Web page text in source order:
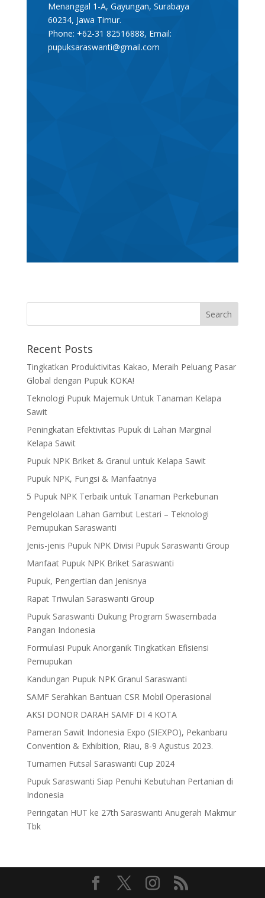
Menanggal 1-A, Gayungan, Surabaya
60234, Jawa Timur.
Phone: +62-31 82516888, Email:
pupuksaraswanti@gmail.com
Recent Posts
Tingkatkan Produktivitas Kakao, Meraih Peluang Pasar
Global dengan Pupuk KOKA!
Teknologi Pupuk Majemuk Untuk Tanaman Kelapa
Sawit
Peningkatan Efektivitas Pupuk di Lahan Marginal
Kelapa Sawit
Pupuk NPK Briket & Granul untuk Kelapa Sawit
Pupuk NPK, Fungsi & Manfaatnya
5 Pupuk NPK Terbaik untuk Tanaman Perkebunan
Pengelolaan Lahan Gambut Lestari – Teknologi
Pemupukan Saraswanti
Jenis-jenis Pupuk NPK Divisi Pupuk Saraswanti Group
Manfaat Pupuk NPK Briket Saraswanti
Pupuk, Pengertian dan Jenisnya
Rapat Triwulan Saraswanti Group
Pupuk Saraswanti Dukung Program Swasembada
Pangan Indonesia
Formulasi Pupuk Anorganik Tingkatkan Efisiensi
Pemupukan
Kandungan Pupuk NPK Granul Saraswanti
SAMF Serahkan Bantuan CSR Mobil Operasional
AKSI DONOR DARAH SAMF DI 4 KOTA
Pameran Sawit Indonesia Expo (SIEXPO), Pekanbaru
Convention & Exhibition, Riau, 8-9 Agustus 2023.
Turnamen Futsal Saraswanti Cup 2024
Pupuk Saraswanti Siap Penuhi Kebutuhan Pertanian di
Indonesia
Peringatan HUT ke 27th Saraswanti Anugerah Makmur
Tbk